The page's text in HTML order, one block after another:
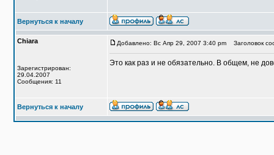
Вернуться к началу
Chiara
Зарегистрирован:
29.04.2007
Сообщения: 11
Добавлено: Вс Апр 29, 2007 3:40 pm Заголовок
Это как раз и не обязательно. В общем, не
Вернуться к началу